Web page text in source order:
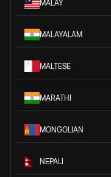
MALAY
MALAYALAM
MALTESE
MARATHI
MONGOLIAN
NEPALI